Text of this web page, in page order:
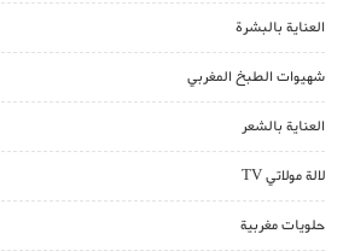
العناية بالبشرة
شهيوات الطبخ المغربي
العناية بالشعر
لالة مولاتي TV
حلويات مغربية